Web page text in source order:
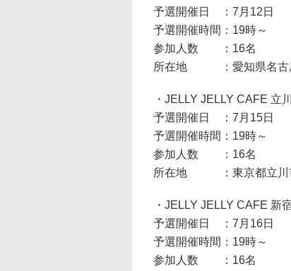
予選開催日 ：7月12日
予選開催時間：19時～
参加人数 ：16名
所在地 ：愛知県名古屋
・JELLY JELLY CAFE 立
予選開催日 ：7月15日
予選開催時間：19時～
参加人数 ：16名
所在地 ：東京都立川市
・JELLY JELLY CAFE 新
予選開催日 ：7月16日
予選開催時間：19時～
参加人数 ：16名